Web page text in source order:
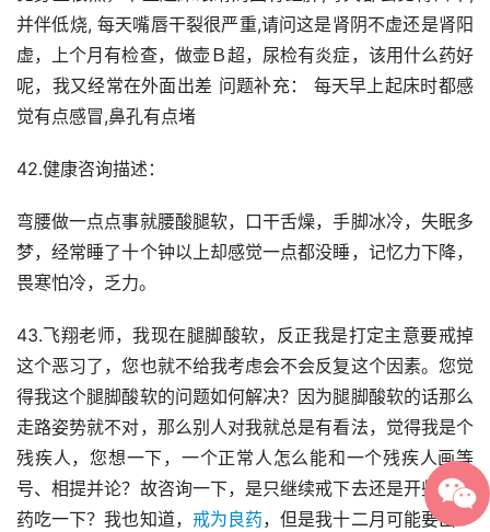
并伴低烧, 每天嘴唇干裂很严重,请问这是肾阴不虚还是肾阳
虚，上个月有检查，做壶Ｂ超，尿检有炎症，该用什么药好
呢，我又经常在外面出差 问题补充： 每天早上起床时都感
觉有点感冒,鼻孔有点堵
42.健康咨询描述：
弯腰做一点点事就腰酸腿软，口干舌燥，手脚冰冷，失眠多
梦，经常睡了十个钟以上却感觉一点都没睡，记忆力下降，
畏寒怕冷，乏力。
43.飞翔老师，我现在腿脚酸软，反正我是打定主意要戒掉
这个恶习了，您也就不给我考虑会不会反复这个因素。您觉
得我这个腿脚酸软的问题如何解决？因为腿脚酸软的话那么
走路姿势就不对，那么别人对我就总是有看法，觉得我是个
残疾人，您想一下，一个正常人怎么能和一个残疾人画等
号、相提并论？故咨询一下，是只继续戒下去还是开些什么
药吃一下？我也知道， 戒为良药，但是我十二月可能要出一